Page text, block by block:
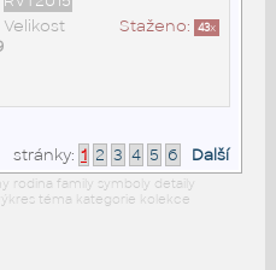
Staženo: 43x
Velikost
stránky: 1 2 3 4 5 6 Další
rodina family symboly detaily
téma kategorie kolekce